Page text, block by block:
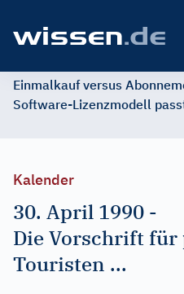
Einmalkauf versus
Software-Lizenzmodell
Kalender
30. April 1990 -
Die Vorschrift für
Touristen ...